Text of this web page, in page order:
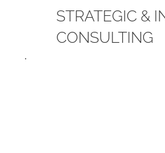
STRATEGIC &
CONSULTING
.